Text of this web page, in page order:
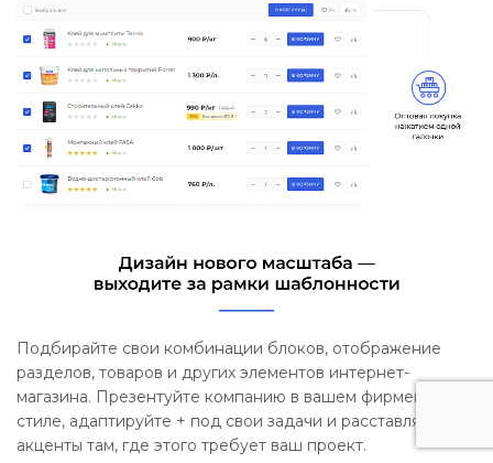
Подбирайте свои комбинации блоков, отображение
разделов, товаров и других элементов интернет-
магазина. Презентуйте компанию в вашем фирменном
стиле, адаптируйте + под свои задачи и расставляйте
акценты там, где этого требует ваш проект.